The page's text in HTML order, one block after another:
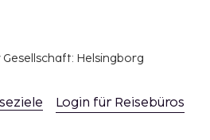
Gesellschaft: Helsingborg
Login für Reisebüros